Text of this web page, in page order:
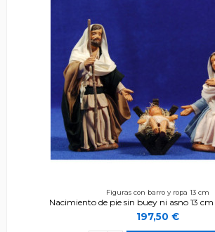
Figuras con barro y ropa 13 cm
Nacimiento de pie sin buey ni asno 13
197,50 €